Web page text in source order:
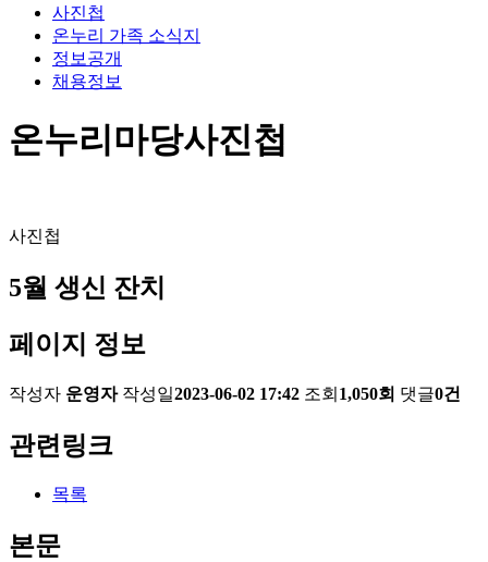
사진첩
온누리 가족 소식지
정보공개
채용정보
온누리마당사진첩
사진첩
5월 생신 잔치
페이지 정보
작성자 운영자 작성일2023-06-02 17:42 조회 1,050회 댓글0건
관련링크
목록
본문